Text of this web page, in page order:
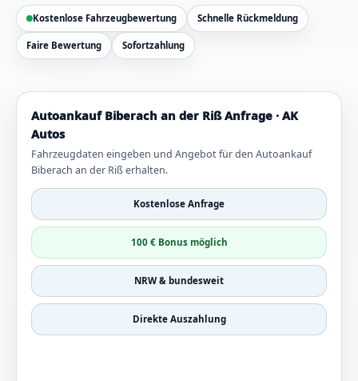
Kostenlose Fahrzeugbewertung Schnelle Rückmeldung
Faire Bewertung Sofortzahlung
Autoankauf Biberach an der Riß Anfrage · AK
Autos
Fahrzeugdaten eingeben und Angebot für den Autoankauf
Biberach an der Riß erhalten.
Kostenlose Anfrage
100 € Bonus möglich
NRW & bundesweit
Direkte Auszahlung